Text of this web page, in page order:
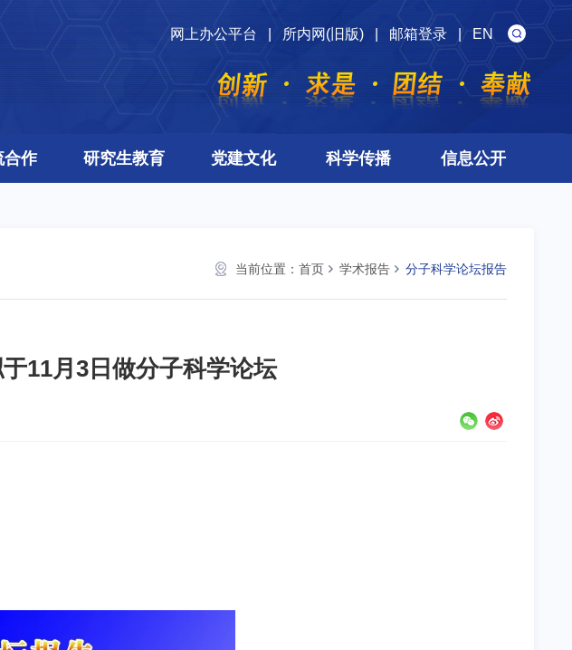
网上办公平台 所内网(旧版) 邮箱登录 |EN
合作 研究生教育 党建文化 科学传播 信息公开
当前位置： 首页 学术报告 分子科学论坛报告
11月3日做分子科学论坛